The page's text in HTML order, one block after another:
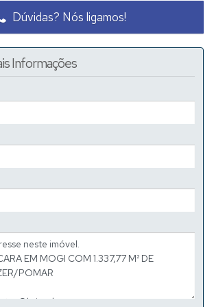
Dúvidas? Nós ligamos!
Informações